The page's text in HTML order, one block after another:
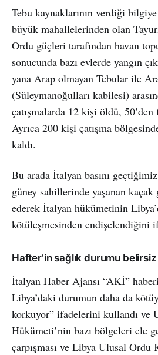
Tebu kaynaklarının verdiği bilgiye
büyük mahallelerinden olan
Ordu güçleri tarafından havan
sonucunda bazı evlerde yangın
yana Arap olmayan Tebular ile
(Süleymanoğulları kabilesi)
çatışmalarda 12 kişi öldü,
Ayrıca 200 kişi çatışma
kaldı.
Bu arada İtalyan basını
güney sahillerinde yaşanan kaçak
ederek İtalyan hükümetinin
kötüleşmesinden endişelendiğini
Hafter’in sağlık durumu belirsiz
İtalyan Haber Ajansı “AKİ”
Libya’daki durumun daha da
korkuyor” ifadelerini kullandı ve
Hükümeti’nin bazı bölgeleri ele
çarpışması ve Libya Ulusal Ordu